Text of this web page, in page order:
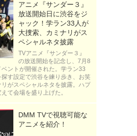
アニメ『サンダー３』
放送開始日に渋谷をジ
ャック！学ラン33人が
大捜索、カミナリがス
ペシャルネタ披露
TVアニメ『サンダー３』
の放送開始を記念し、7月8
ベントが開催された。学ラン33
探す設定で渋谷を練り歩き、お笑
がスペシャルネタを披露。ハプ
て会場を盛り上げた。
DMM TVで視聴可能な
アニメを紹介！